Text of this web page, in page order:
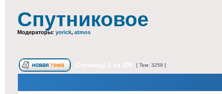
Спутниковое
Модераторы: yorick, atmos
[ Тем: 3259 ]